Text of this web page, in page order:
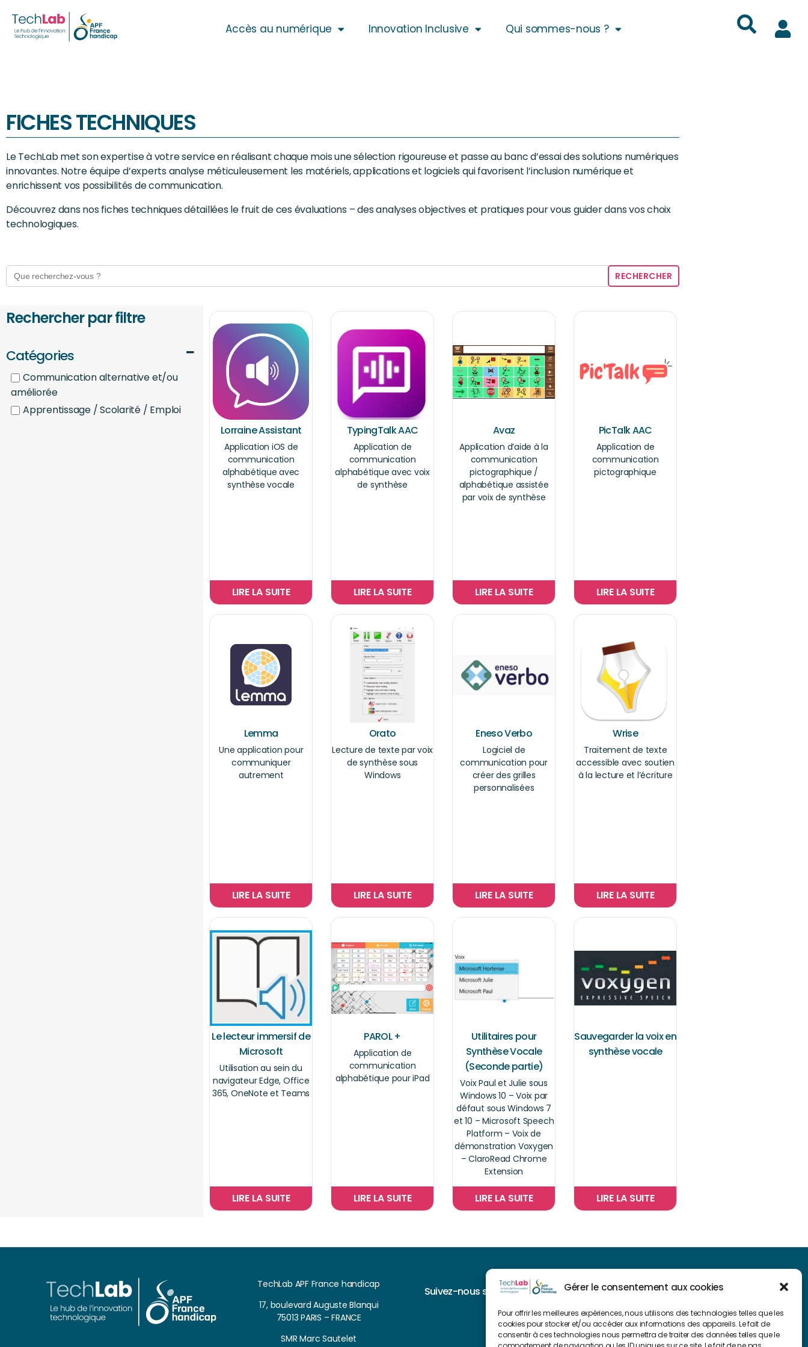
Gérer le consentement aux cookies
Pour offrir les meilleures expériences, nous utilisons des technologies telles que les
cookies pour stocker et/ou accéder aux informations des appareils. Le fait de
consentir à ces technologies nous permettra de traiter des données telles que le
Accès au numérique Innovation Inclusive Qui sommes-nous ?
FICHES TECHNIQUES
Le TechLab met son expertise à votre service en réalisant chaque mois une sélection rigoureuse et passe au banc d’essai des solutions numériques
innovantes. Notre équipe d’experts analyse méticuleusement les matériels, applications et logiciels qui favorisent l’inclusion numérique et
enrichissent vos possibilités de communication.
Découvrez dans nos fiches techniques détaillées le fruit de ces évaluations – des analyses objectives et pratiques pour vous guider dans vos choix
technologiques.
Search
for:
Rechercher par filtre
Catégories
Communication alternative et/ou
améliorée
Apprentissage / Scolarité / Emploi
Lorraine Assistant
Application iOS de
communication
alphabétique avec
synthèse vocale
LIRE LA SUITE
TypingTalk AAC
Application de
communication
alphabétique avec voix
de synthèse
LIRE LA SUITE
Avaz
Application d’aide à la
communication
pictographique /
alphabétique assistée
par voix de synthèse
LIRE LA SUITE
PicTalk AAC
Application de
communication
pictographique
LIRE LA SUITE
Lemma
Une application pour
communiquer
autrement
LIRE LA SUITE
Orato
Lecture de texte par voix
de synthèse sous
Windows
LIRE LA SUITE
Eneso Verbo
Logiciel de
communication pour
créer des grilles
personnalisées
LIRE LA SUITE
Wrise
Traitement de texte
accessible avec soutien
à la lecture et l’écriture
LIRE LA SUITE
Le lecteur immersif de
Microsoft
Utilisation au sein du
navigateur Edge, Office
365, OneNote et Teams
LIRE LA SUITE
PAROL +
Application de
communication
alphabétique pour iPad
LIRE LA SUITE
Utilitaires pour
Synthèse Vocale
(Seconde partie)
Voix Paul et Julie sous
Windows 10 – Voix par
défaut sous Windows 7
et 10 – Microsoft Speech
Platform – Voix de
démonstration Voxygen
– ClaroRead Chrome
Extension
LIRE LA SUITE
Sauvegarder la voix en
synthèse vocale
LIRE LA SUITE
TechLab APF France handicap
17, boulevard Auguste Blanqui
75013 PARIS – FRANCE
SMR Marc Sautelet
Suivez-nous sur
NAVIGUER SUR NOTRE SITE